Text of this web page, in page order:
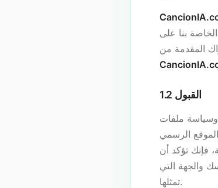
المقدمة من
1.2 القبول
وسياسة ملفات
فإنك تؤكد أن
والجهة التي
تمثلها.